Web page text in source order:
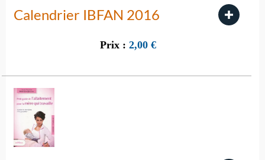
Calendrier IBFAN 2016
Prix : 2,00 €